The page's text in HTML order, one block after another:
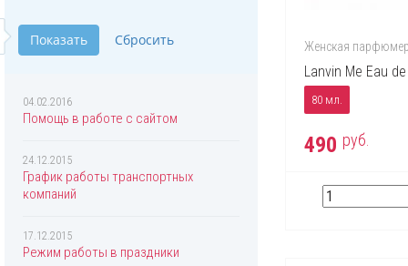
Chloe
Christian Dior
Clinique
Coach
Davidoff
04.02.2016
Помощь в работе с сайтом
24.12.2015
График работы транспортных
компаний
17.12.2015
Режим работы в праздники
Женская
Lanvin Me Eau
80 мл.
490 руб.